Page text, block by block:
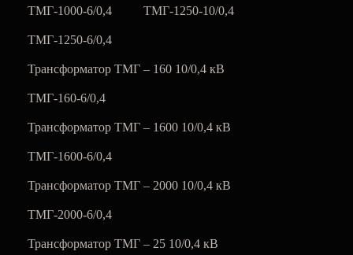
ТМГ-1000-6/0,4 ТМГ-1250-10/0,4
ТМГ-1250-6/0,4
Трансформатор ТМГ – 160 10/0,4 кВ
ТМГ-160-6/0,4
Трансформатор ТМГ – 1600 10/0,4 кВ
ТМГ-1600-6/0,4
Трансформатор ТМГ – 2000 10/0,4 кВ
ТМГ-2000-6/0,4
Трансформатор ТМГ – 25 10/0,4 кВ